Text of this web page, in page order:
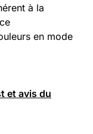
à la
en mode
et avis du